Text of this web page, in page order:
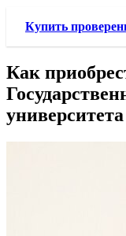
Купить
Как
университета